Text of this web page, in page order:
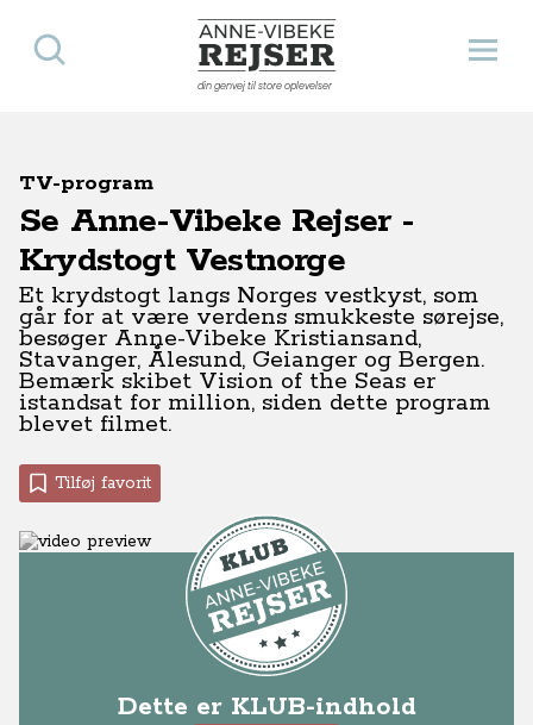
Anne-Vibeke Rejser
din genvej til store oplevelser
Åbn
Søg
TV-program
Se Anne-Vibeke Rejser -
Krydstogt Vestnorge
Et krydstogt langs Norges vestkyst, som
går for at være verdens smukkeste sørejse,
besøger Anne-Vibeke Kristiansand,
Stavanger, Ålesund, Geianger og Bergen.
Bemærk skibet Vision of the Seas er
istandsat for million, siden dette program
blevet filmet.
Tilføj favorit
Dette er KLUB-indhold